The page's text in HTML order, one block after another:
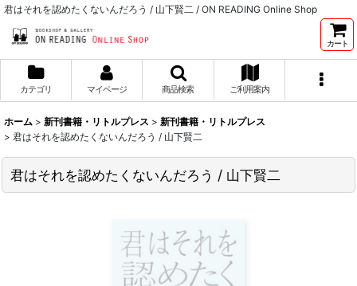
君はそれを認めたくないんだろう / 山下賢二 / ON READING Online Shop
カート
カテゴリ マイページ 商品検索 ご利用案内
ホーム > 新刊書籍・リトルプレス > 新刊書籍・リトルプレス
> 君はそれを認めたくないんだろう / 山下賢二
君はそれを認めたくないんだろう / 山下賢二